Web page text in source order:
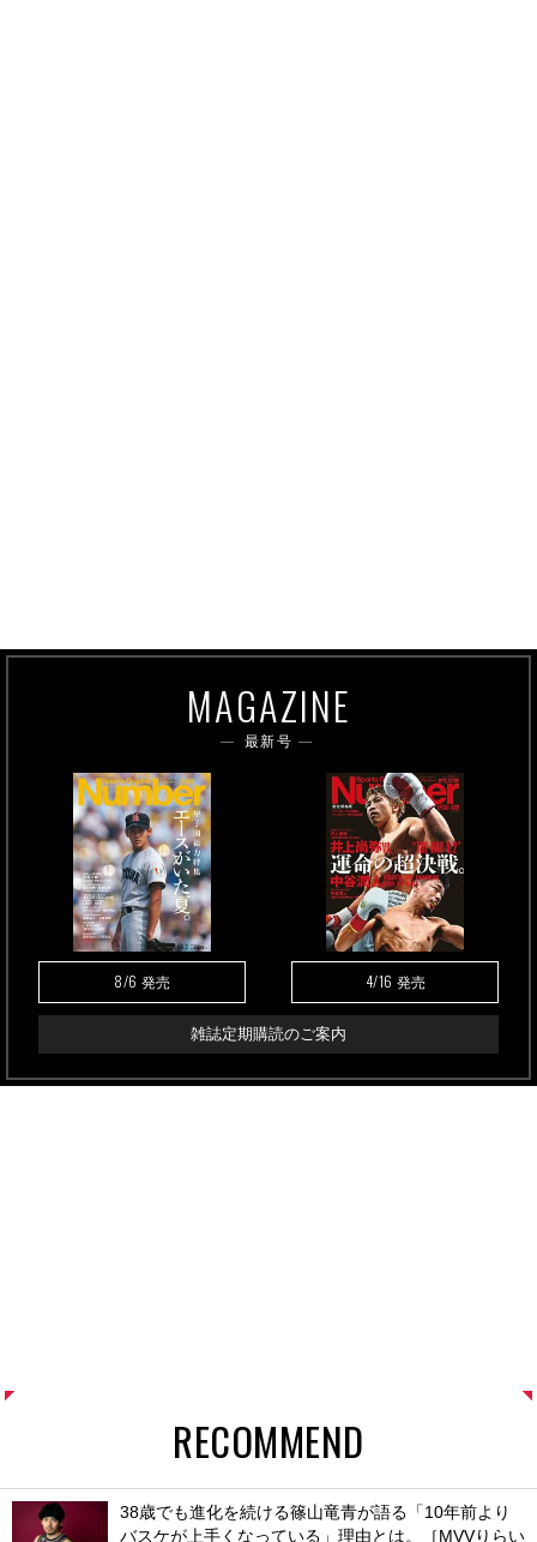
MAGAZINE
最新号
8/6 発売 4/16 発売
雑誌定期購読のご案内
RECOMMEND
38歳でも進化を続ける篠山竜青が語る「10年前より
バスケが上手くなっている」理由とは。［MVVりらい